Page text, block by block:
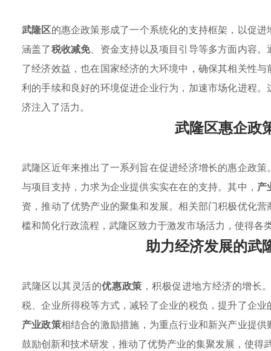
武隆区的惠企政策形成了一个系统化的支持框架，以促
涵盖了税收减免、资金支持以及项目引导等多方面内容
了经济效益，也在国家经济的大环境中，确保其相关性
利的手续和良好的环境促进企业行为，加速市场化进程
济注入了活力。
武隆区惠企政
武隆区近年来推出了一系列旨在促进经济增长的惠企政
与项目支持，力求为企业提供实实在在的支持。其中， 产
资，推动了优势产业的聚集和发展。相关部门积极优化
槛和简化行政流程，武隆区致力于激发市场活力，使得各
助力经济发展的武
武隆区以其灵活的优惠政策 ，积极促进地方经济的增长
税、企业所得税等方式，减轻了企业的税负，提升了企
产业政策相结合的激励措施，为重点行业和新兴产业提
鼓励创新和技术研发，推动了优势产业的集聚发展，使得